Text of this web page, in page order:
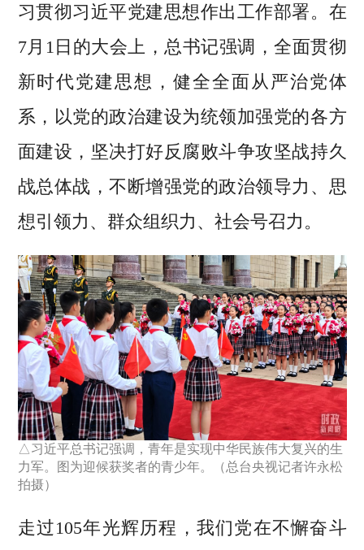
习贯彻习近平党建思想作出工作部署。在
7月1日的大会上，总书记强调，全面贯彻
新时代党建思想，健全全面从严治党体
系，以党的政治建设为统领加强党的各方
面建设，坚决打好反腐败斗争攻坚战持久
战总体战，不断增强党的政治领导力、思
想引领力、群众组织力、社会号召力。
△习近平总书记强调，青年是实现中华民族伟大复兴的生
力军。图为迎候获奖者的青少年。（总台央视记者许永松
拍摄）
走过105年光辉历程，我们党在不懈奋斗